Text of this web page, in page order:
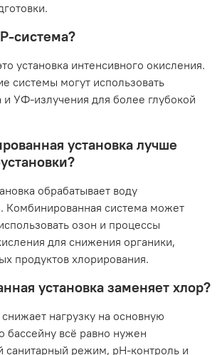
система?
установка интенсивного окисления.
системы могут использовать
и УФ-излучения для более глубокой
установка лучше
обрабатывает воду
Комбинированная система может
озон и процессы
для снижения органики,
продуктов хлорирования.
установка заменяет хлор?
нагрузку на основную
бассейну всё равно нужен
санитарный режим, pH-контроль и